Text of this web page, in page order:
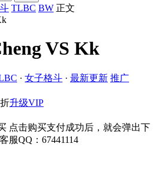
TLBC BW 正文
VS Kk
· 女子格斗 · 最新更新 推广
升级VIP
点击购买支付成功后，就会弹出下
服QQ：67441114